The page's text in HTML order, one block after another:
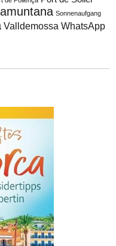
Sonnenaufgang
Valldemossa WhatsApp